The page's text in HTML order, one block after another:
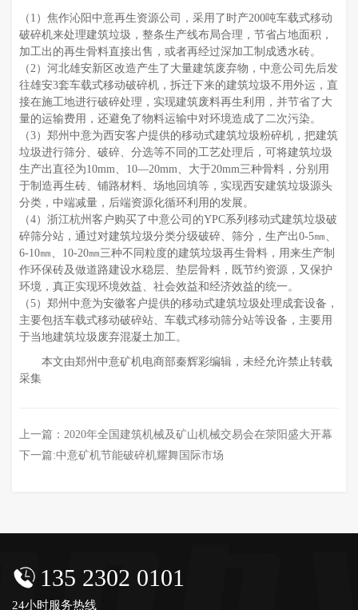
（1）焦作沁阳中意再生资源公司，采用了时产200吨车载式移动
破碎机来处理建筑垃圾，整条生产线布局合理，节省占地面积，
加工出的再生骨料直接出售，或者再经过深加工制成透水砖。
（2）河北雄安新区改造产生了大量建筑废弃物，中意公司先后发
往雄安3套车载式移动破碎机，拆迁下来的建筑垃圾不用外运，直
接在施工地进行破碎处理，实现建筑废料再生利用，并节省了大
量的运输费用，还避免了物料运输中对环境造成了二次污染。
（3）郑州中意为西安客户提供的移动式建筑垃圾粉碎机，把建筑
垃圾进行筛分、破碎、分选等不同的工艺处理后，可将建筑垃圾
生产出直径为10mm、10—20mm、大于20mm三种骨料，分别用
于制造再生砖、铺路材料、场地回填等，实现西安建筑垃圾源头
分类，中端减量，后端资源化循环利用的发展。
（4）浙江杭州客户购买了中意公司的YPC系列移动式建筑垃圾破
碎筛分站，通过对建筑垃圾分类分级破碎、筛分，生产出0-5㎜、
6-10㎜、10-20㎜三种不同粒度的建筑垃圾再生骨料，用来生产制
作环保砖及做道路建设水稳层、垫层骨料，既节约资源，又保护
环境，真正实现环境效益、社会效益和经济效益的统一。
（5）郑州中意为安徽客户提供的移动式建筑垃圾处理成套设备，
主要包括车载式移动破碎站、车载式移动筛分站等设备，主要用
于当地建筑垃圾废弃混凝土加工。
本文由郑州中意矿机电商部秦辉彩编辑，未经允许禁止转载
采集
上一篇： 2020年全国建筑机械及矿山机械交易会在荥阳盛大开幕
下一篇:中意矿机节能破碎机耀舞国际市场
135 2302 0101
24小时服务热线